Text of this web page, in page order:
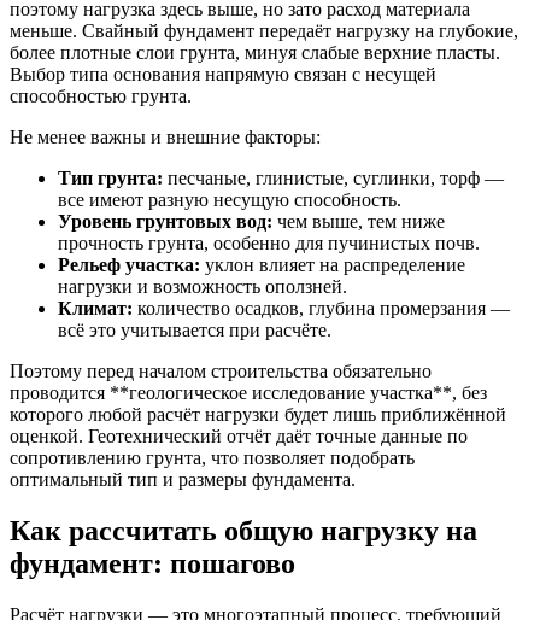
поэтому нагрузка здесь выше, но зато расход материала
меньше. Свайный фундамент передаёт нагрузку на глубокие,
более плотные слои грунта, минуя слабые верхние пласты.
Выбор типа основания напрямую связан с несущей
способностью грунта.
Не менее важны и внешние факторы:
Тип грунта: песчаные, глинистые, суглинки, торф —
все имеют разную несущую способность.
Уровень грунтовых вод: чем выше, тем ниже
прочность грунта, особенно для пучинистых почв.
Рельеф участка: уклон влияет на распределение
нагрузки и возможность оползней.
Климат: количество осадков, глубина промерзания —
всё это учитывается при расчёте.
Поэтому перед началом строительства обязательно
проводится **геологическое исследование участка**, без
которого любой расчёт нагрузки будет лишь приближённой
оценкой. Геотехнический отчёт даёт точные данные по
сопротивлению грунта, что позволяет подобрать
оптимальный тип и размеры фундамента.
Как рассчитать общую нагрузку на
фундамент: пошагово
Расчёт нагрузки — это многоэтапный процесс, требующий